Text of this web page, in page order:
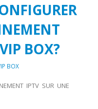
BOX?
BOX
IPTV SUR UNE